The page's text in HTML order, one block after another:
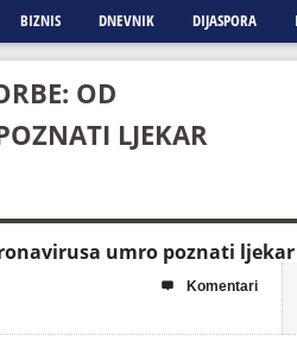
BIZNIS DNEVNIK DIJASPORA
OD
LJEKAR
umro poznati
 Komentari